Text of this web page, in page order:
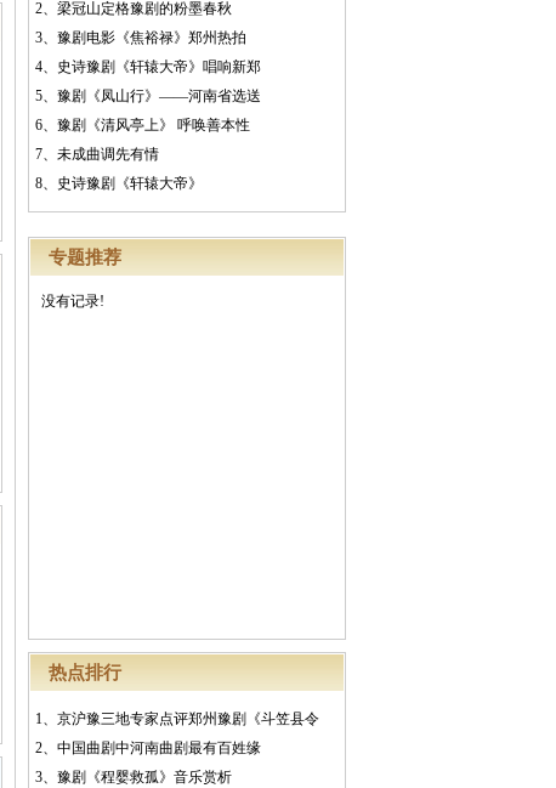
2、 梁冠山定格豫剧的粉墨春秋
3、 豫剧电影《焦裕禄》郑州热拍
4、 史诗豫剧《轩辕大帝》唱响新郑
5、 豫剧《凤山行》——河南省选送
6、 豫剧《清风亭上》 呼唤善本性
7、 未成曲调先有情
8、 史诗豫剧《轩辕大帝》
专题推荐
没有记录!
热点排行
1、 京沪豫三地专家点评郑州豫剧《斗笠县令
2、 中国曲剧中河南曲剧最有百姓缘
3、 豫剧《程婴救孤》音乐赏析